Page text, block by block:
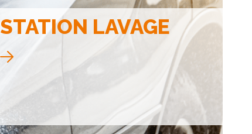
STATION LAVAGE